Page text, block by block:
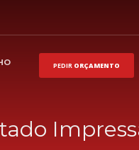
PEDIR ORÇAMENTO